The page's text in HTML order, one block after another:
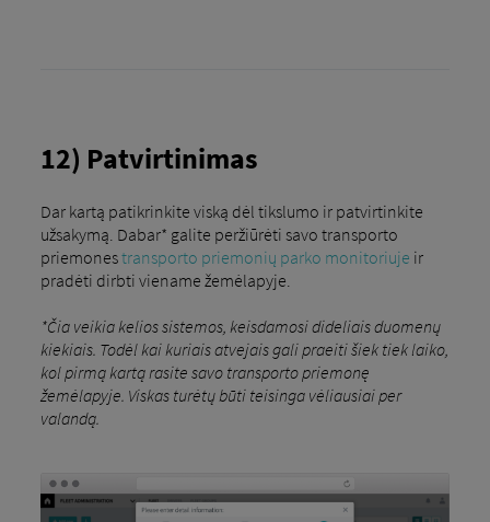
12) Patvirtinimas
Dar kartą patikrinkite viską dėl tikslumo ir patvirtinkite
užsakymą. Dabar* galite peržiūrėti savo transporto
priemonestransporto priemonių parko monitoriuje ir
pradėti dirbti viename žemėlapyje.
*Čia veikia kelios sistemos, keisdamosi dideliais duomenų
kiekiais. Todėl kai kuriais atvejais gali praeiti šiek tiek laiko,
kol pirmą kartą rasite savo transporto priemonę
žemėlapyje. Viskas turėtų būti teisinga vėliausiai per
valandą.